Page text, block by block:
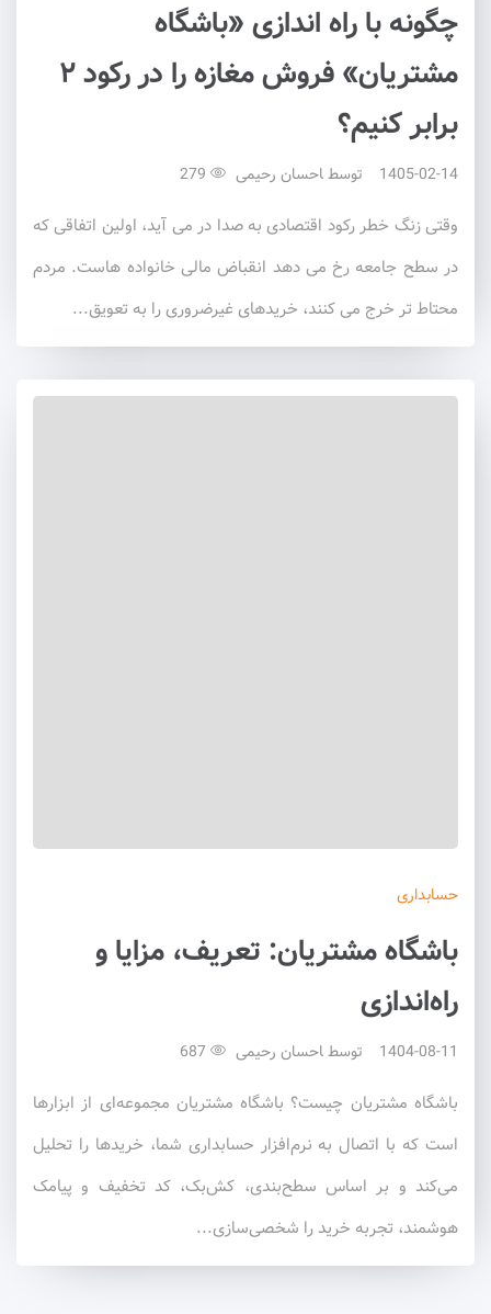
چگونه با راه اندازی «باشگاه
مشتریان» فروش مغازه را در رکود ۲
برابر کنیم؟
1405-02-14 توسط احسان رحیمی
وقتی زنگ خطر رکود اقتصادی به صدا در می آید، اولین اتفاقی که
در سطح جامعه رخ می دهد انقباض مالی خانواده هاست. مردم
محتاط تر خرج می کنند، خریدهای غیرضروری را به تعویق...
حسابداری
باشگاه مشتریان: تعریف، مزایا و
راه‌اندازی
1404-08-11 توسط احسان رحیمی
باشگاه مشتریان چیست؟ باشگاه مشتریان مجموعه‌ای از ابزارها
است که با اتصال به نرم‌افزار حسابداری شما، خریدها را تحلیل
می‌کند و بر اساس سطح‌بندی، کش‌بک، کد تخفیف و پیامک
هوشمند، تجربه خرید را شخصی‌سازی...